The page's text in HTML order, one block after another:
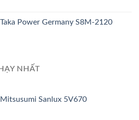
Power Germany S8M-2120
NHẤT
Sanlux 5V670